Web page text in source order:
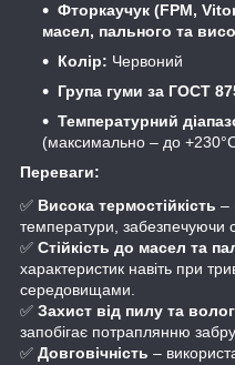
Фторкаучук (FPM,
масел, пального та
Колір: Червоний
Група гуми за ГОСТ
Температурний
(максимально – до
Переваги:
✅ Висока термостійкість –
температури, забезпечуючи
✅ Стійкість до масел та
характеристик навіть при
середовищами.
✅ Захист від пилу та
запобігає потраплянню
✅ Довговічність –